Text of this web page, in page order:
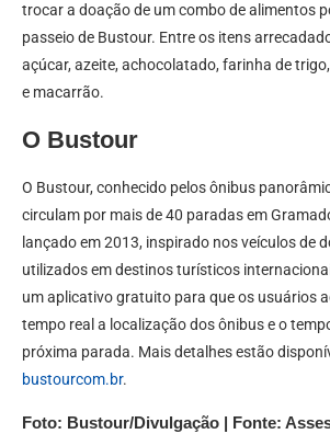
trocar a doação de um combo de alimentos
passeio de Bustour. Entre os itens
açúcar, azeite, achocolatado, farinha de
e macarrão.
O Bustour
O Bustour, conhecido pelos ônibus
circulam por mais de 40 paradas em
lançado em 2013, inspirado nos veículos de
utilizados em destinos turísticos
um aplicativo gratuito para que os usuários
tempo real a localização dos ônibus e o
próxima parada. Mais detalhes estão
bustourcom.br.
Foto: Bustour/Divulgação | Fonte: